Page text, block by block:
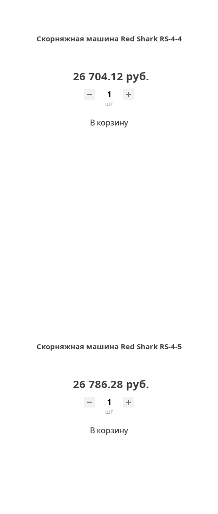
Скорняжная машина Red Shark RS-4-4
26 704.12 руб.
шт
В корзину
Скорняжная машина Red Shark RS-4-5
26 786.28 руб.
шт
В корзину